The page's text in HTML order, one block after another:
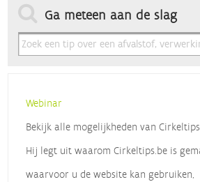
Ga meteen aan de slag
Webinar
Bekijk alle mogelijkheden van
Hij legt uit waarom Cirkeltips.be is
waarvoor u de website kan gebruiken,